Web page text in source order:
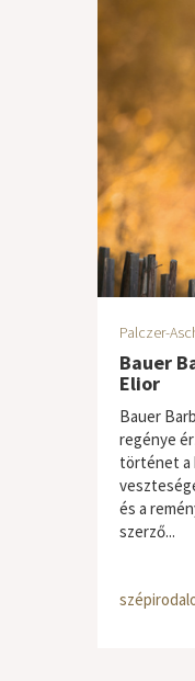
Palczer-
Bauer
Elior
Bauer
regénye
történet a
és a
szerző...